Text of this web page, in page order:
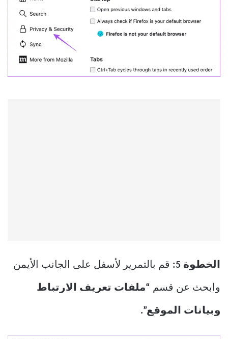
الخطوة 5: قم بالتمرير لأسفل على الجانب الأيمن
وابحث عن قسم “ملفات تعريف الارتباط
وبيانات الموقع”.